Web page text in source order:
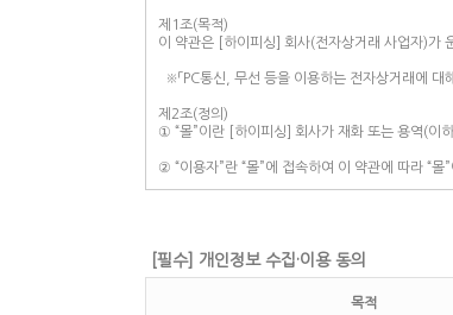
[필수] 개인정보 수집·이용 동의
목적